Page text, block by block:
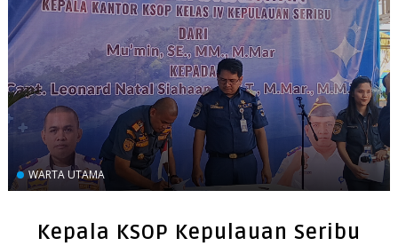
WARTA UTAMA
Kepala KSOP Kepulauan Seribu